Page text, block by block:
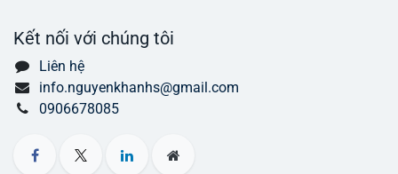
Kết nối với chúng tôi
Liên hệ
info.nguyenkhanhs@gmail.com
0906678085